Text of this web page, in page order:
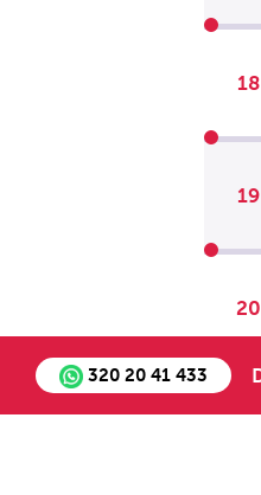
320 20 41 433
18
19
20